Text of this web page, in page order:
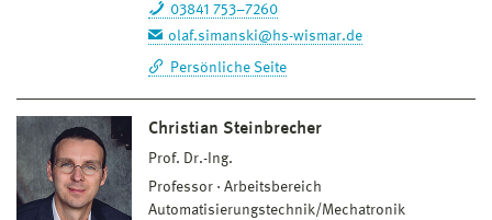
03841 753–7260
olaf.simanski@hs-wismar.de
Persönliche Seite
Christian Steinbrecher
Prof. Dr.-Ing.
Professor
Arbeitsbereich
Automatisierungstechnik/Mechatronik